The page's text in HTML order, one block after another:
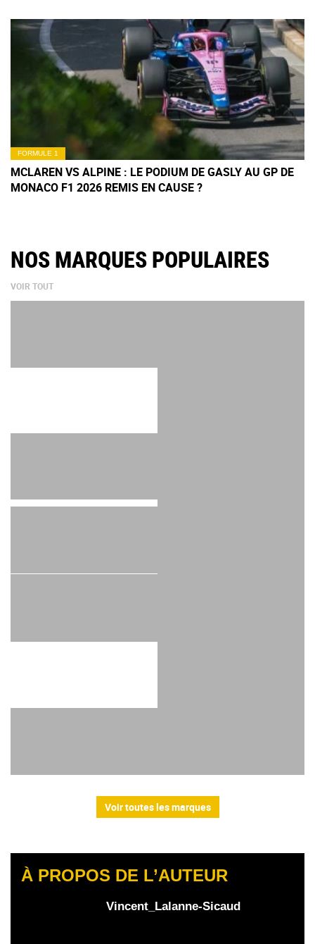
FORMULE 1
MCLAREN VS ALPINE : LE PODIUM DE GASLY AU GP DE
MONACO F1 2026 REMIS EN CAUSE ?
NOS MARQUES POPULAIRES
VOIR TOUT
Voir toutes les marques
À PROPOS DE L’AUTEUR
Vincent_Lalanne-Sicaud